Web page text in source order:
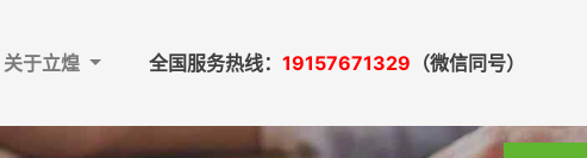
关于立煌 全国服务热线： 19157671329 （微信同号）